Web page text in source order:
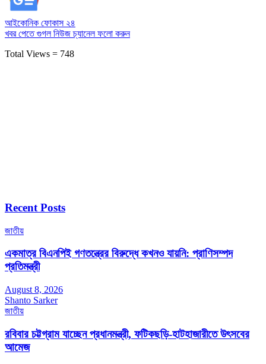
আইকোনিক ফোকাস ২৪
খবর পেতে গুগল নিউজ চ্যানেলফলো করুন
Total Views = 748
Recent Posts
জাতীয়
একমাত্র বিএনপিই গণতন্ত্রের বিরুদ্ধে কখনও যায়নি: প্রাণিসম্পদ
প্রতিমন্ত্রী
August 8, 2026
Shanto Sarker
জাতীয়
রবিবার চট্টগ্রাম যাচ্ছেন প্রধানমন্ত্রী, ফটিকছড়ি-হাটহাজারীতে উৎসবের
আমেজ